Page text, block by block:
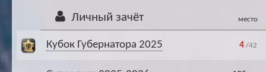
Личный зачёт место
Кубок Губернатора 2025 4/42